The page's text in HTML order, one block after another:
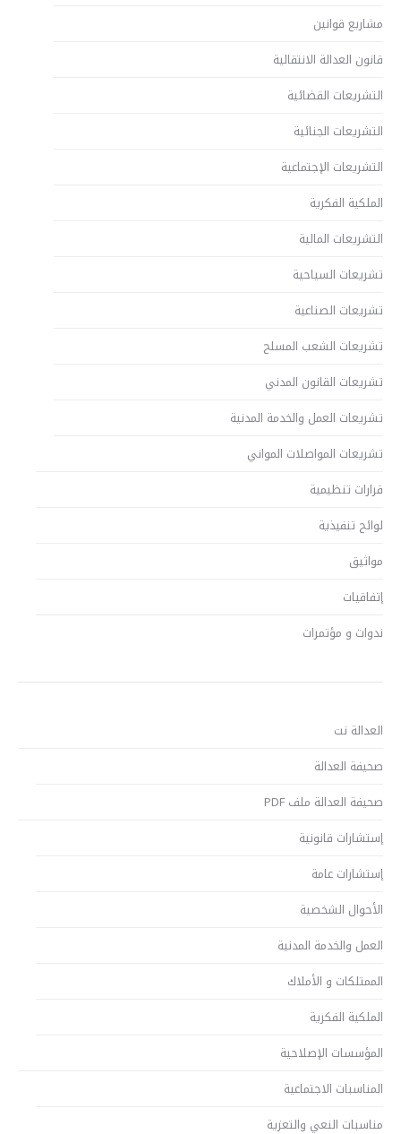
مشاريع قوانين
قانون العدالة الانتقالية
التشريعات القضائية
التشريعات الجنائية
التشريعات الإجتماعية
الملكية الفكرية
التشريعات المالية
تشريعات السياحية
تشريعات الصناعية
تشريعات الشعب المسلح
تشريعات القانون المدني
تشريعات العمل والخدمة المدنية
تشريعات المواصلات المواني
قرارات تنظيمية
لوائح تنفيذية
مواثيق
إتفاقيات
ندوات و مؤتمرات
العدالة نت
صحيفة العدالة
صحيفة العدالة ملف PDF
إستشارات قانونية
إستشارات عامة
الأحوال الشخصية
العمل والخدمة المدنية
الممتلكات و الأملاك
الملكية الفكرية
المؤسسات الإصلاحية
المناسبات الاجتماعية
مناسبات النعي والتعزية